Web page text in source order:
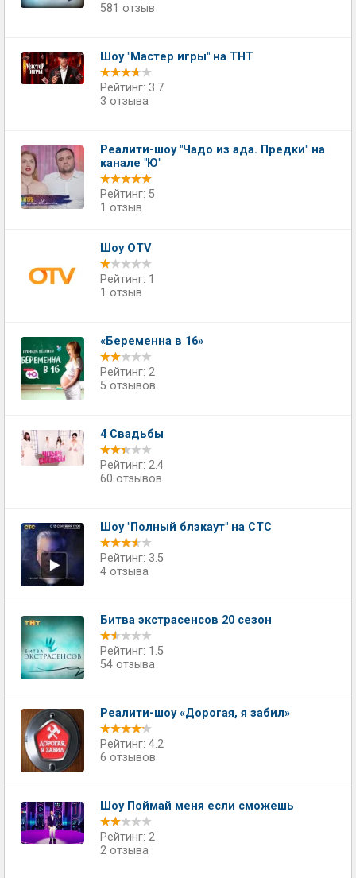
581 отзыв
Шоу "Мастер игры" на ТНТ
Рейтинг: 3.7
3 отзыва
Реалити-шоу "Чадо из ада. Предки" на
канале "Ю"
Рейтинг: 5
1 отзыв
Шоу OTV
Рейтинг: 1
1 отзыв
«Беременна в 16»
Рейтинг: 2
5 отзывов
4 Свадьбы
Рейтинг: 2.4
60 отзывов
Шоу "Полный блэкаут" на СТС
Рейтинг: 3.5
4 отзыва
Битва экстрасенсов 20 сезон
Рейтинг: 1.5
54 отзыва
Реалити-шоу «Дорогая, я забил»
Рейтинг: 4.2
6 отзывов
Шоу Поймай меня если сможешь
Рейтинг: 2
2 отзыва